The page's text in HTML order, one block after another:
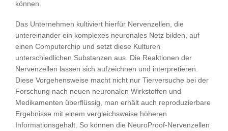
können.
Das Unternehmen kultiviert hierfür Nervenzellen, die
untereinander ein komplexes neuronales Netz bilden, auf
einen Computerchip und setzt diese Kulturen
unterschiedlichen Substanzen aus. Die Reaktionen der
Nervenzellen lassen sich aufzeichnen und interpretieren.
Diese Vorgehensweise macht nicht nur Tierversuche bei der
Forschung nach neuen neuronalen Wirkstoffen und
Medikamenten überflüssig, man erhält auch reproduzierbare
Ergebnisse mit einem vergleichsweise höheren
Informationsgehalt. So können die NeuroProof-Nervenzellen